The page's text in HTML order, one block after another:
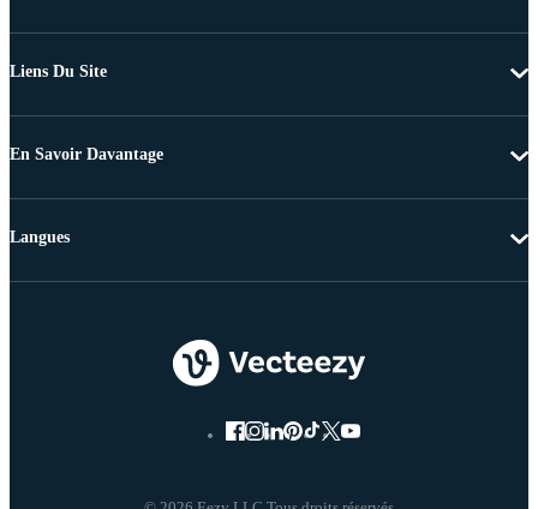
Liens Du Site
En Savoir Davantage
Langues